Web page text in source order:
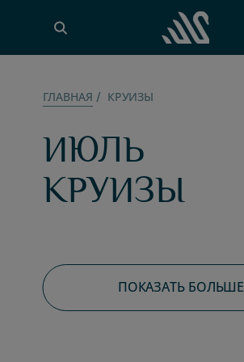
ГЛАВНАЯ / КРУИЗЫ
ИЮЛЬ
КРУИЗЫ
ПОКАЗАТЬ БОЛЬШЕ